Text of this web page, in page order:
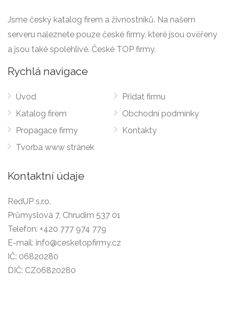
Jsme český katalog firem a živnostníků. Na našem
serveru naleznete pouze české firmy, které jsou ověřeny
a jsou také spolehlivé. České TOP firmy.
Rychlá navigace
Úvod
Katalog firem
Propagace firmy
Tvorba www stránek
Přidat firmu
Obchodní podmínky
Kontakty
Kontaktní údaje
RedUP s.r.o.
Průmyslová 7, Chrudim 537 01
Telefon: +420 777 974 779
E-mail: info@cesketopfirmy.cz
IČ: 06820280
DIČ: CZ06820280